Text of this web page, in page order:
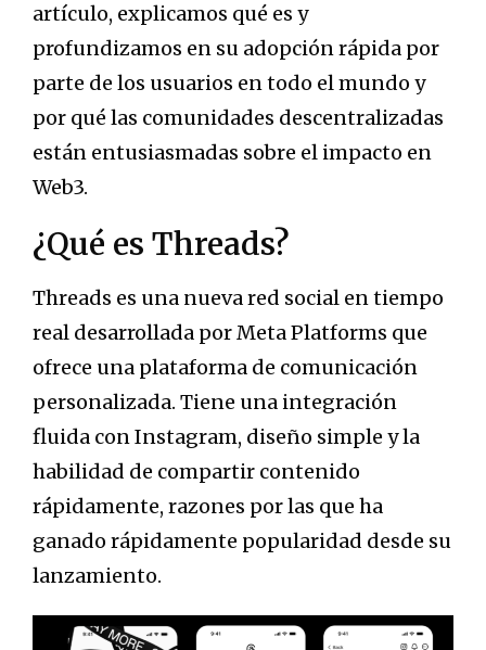
artículo, explicamos qué es y
profundizamos en su adopción rápida por
parte de los usuarios en todo el mundo y
por qué las comunidades descentralizadas
están entusiasmadas sobre el impacto en
Web3.
¿Qué es Threads?
Threads es una nueva red social en tiempo
real desarrollada por Meta Platforms que
ofrece una plataforma de comunicación
personalizada. Tiene una integración
fluida con Instagram, diseño simple y la
habilidad de compartir contenido
rápidamente, razones por las que ha
ganado rápidamente popularidad desde su
lanzamiento.